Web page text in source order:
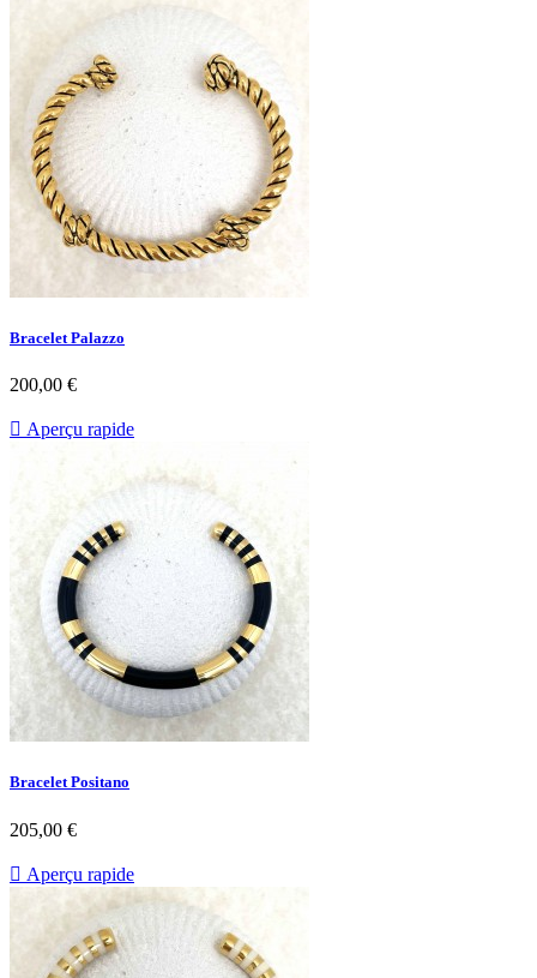
Bracelet Palazzo
Prix
200,00 €
 Aperçu rapide
Bracelet Positano
Prix
205,00 €
 Aperçu rapide